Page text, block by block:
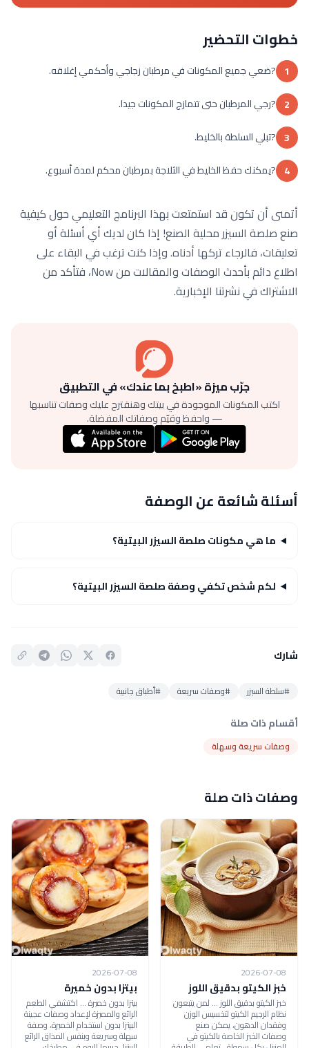
خطوات التحضير
1 ?ضعي جميع المكونات في مرطبان زجاجي وأحكمي إغلاقه.
2 ?رجي المرطبان حتى تتمازج المكونات جيدا.
3 ?تبلي السلطة بالخليط.
4 ?يمكنك حفظ الخليط في الثلاجة بمرطبان محكم لمدة أسبوع.
أتمنى أن تكون قد استمتعت بهذا البرنامج التعليمي حول كيفية
صنع صلصة السيزر محلية الصنع! إذا كان لديك أي أسئلة أو
تعليقات، فالرجاء تركها أدناه. وإذا كنت ترغب في البقاء على
اطلاع دائم بأحدث الوصفات والمقالات من Now، فتأكد من
الاشتراك في نشرتنا الإخبارية.
جرّب ميزة «اطبخ بما عندك» في التطبيق
اكتب المكونات الموجودة في بيتك وهنقترح عليك وصفات تناسبها
— واحفظ وقيّم وصفاتك المفضلة.
أسئلة شائعة عن الوصفة
ما هي مكونات صلصة السيزر البيتية؟
لكم شخص تكفي وصفة صلصة السيزر البيتية؟
شارك
#سلطة السيزر #وصفات سريعة #أطباق جانبية
أقسام ذات صلة
وصفات سريعة وسهلة
وصفات ذات صلة
2026-07-08
خبز الكيتو بدقيق اللوز
خبز الكيتو بدقيق اللوز ... لمن يتبعون
نظام الرجيم الكيتو لتخسيس الوزن
وفقدان الدهون، يمكن صنع
وصفات الخبز الخاصة بالكيتو في
2026-07-08
بيتزا بدون خميرة
بيتزا بدون خميرة ... اكتشفي الطعم
الرائع والمميزة لإعداد وصفات عجينة
البيتزا بدون استخدام الخميرة، وصفة
سهلة وسريعة وبنفس المذاق الرائع